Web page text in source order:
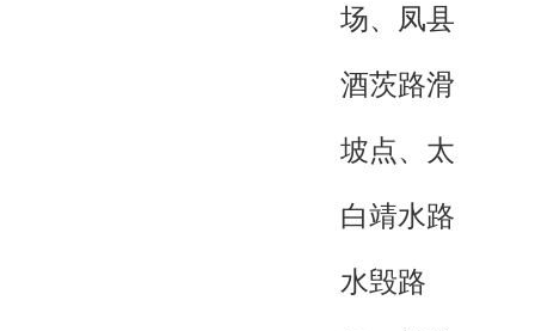
场、凤县
酒茨路滑
坡点、太
白靖水路
水毁路